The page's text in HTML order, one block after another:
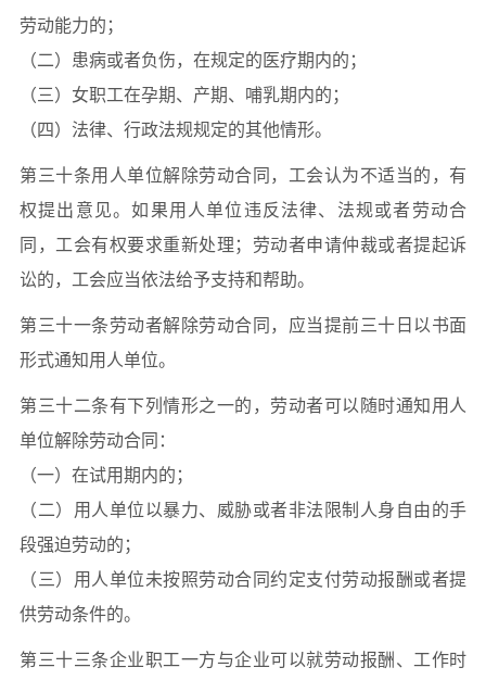
劳动能力的；
（二）患病或者负伤，在规定的医疗期内的；
（三）女职工在孕期、产期、哺乳期内的；
（四）法律、行政法规规定的其他情形。
第三十条用人单位解除劳动合同，工会认为不适当的，有
权提出意见。如果用人单位违反法律、法规或者劳动合
同，工会有权要求重新处理；劳动者申请仲裁或者提起诉
讼的，工会应当依法给予支持和帮助。
第三十一条劳动者解除劳动合同，应当提前三十日以书面
形式通知用人单位。
第三十二条有下列情形之一的，劳动者可以随时通知用人
单位解除劳动合同：
（一）在试用期内的；
（二）用人单位以暴力、威胁或者非法限制人身自由的手
段强迫劳动的；
（三）用人单位未按照劳动合同约定支付劳动报酬或者提
供劳动条件的。
第三十三条企业职工一方与企业可以就劳动报酬、工作时